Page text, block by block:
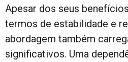
Apesar dos seus
termos de estabilidade e
abordagem também
significativos. Uma